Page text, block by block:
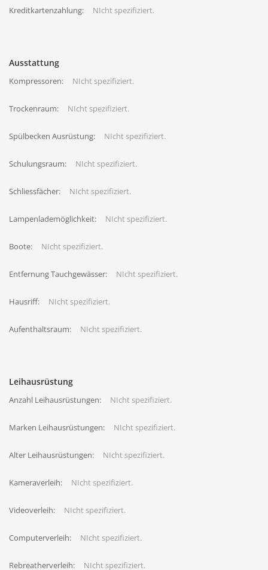
Kreditkartenzahlung: NIcht spezifiziert.
Ausstattung
Kompressoren: NIcht spezifiziert.
Trockenraum: NIcht spezifiziert.
Spülbecken Ausrüstung: NIcht spezifiziert.
Schulungsraum: NIcht spezifiziert.
Schliessfächer: NIcht spezifiziert.
Lampenlademöglichkeit: NIcht spezifiziert.
Boote: NIcht spezifiziert.
Entfernung Tauchgewässer: NIcht spezifiziert.
Hausriff: NIcht spezifiziert.
Aufenthaltsraum: NIcht spezifiziert.
Leihausrüstung
Anzahl Leihausrüstungen: NIcht spezifiziert.
Marken Leihausrüstungen: NIcht spezifiziert.
Alter Leihausrüstungen: NIcht spezifiziert.
Kameraverleih: NIcht spezifiziert.
Videoverleih: NIcht spezifiziert.
Computerverleih: NIcht spezifiziert.
Rebreatherverleih: NIcht spezifiziert.